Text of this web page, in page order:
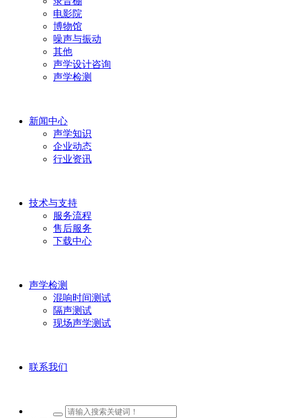
电影院
博物馆
噪声与振动
其他
声学设计咨询
声学检测
新闻中心
声学知识
企业动态
行业资讯
技术与支持
服务流程
售后服务
下载中心
声学检测
混响时间测试
隔声测试
现场声学测试
联系我们